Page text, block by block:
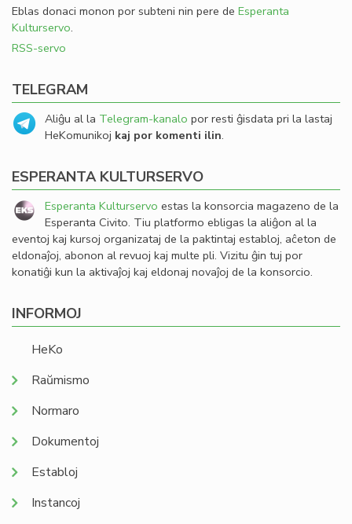
Eblas donaci monon por subteni nin pere de Esperanta
Kulturservo.
RSS-servo
TELEGRAM
Aliĝu al la Telegram-kanalo por resti ĝisdata pri la lastaj
HeKomunikoj kaj por komenti ilin.
ESPERANTA KULTURSERVO
Esperanta Kulturservo estas la konsorcia magazeno de la
Esperanta Civito. Tiu platformo ebligas la aliĝon al la
eventoj kaj kursoj organizataj de la paktintaj establoj, aĉeton de
eldonaĵoj, abonon al revuoj kaj multe pli. Vizitu ĝin tuj por
konatiĝi kun la aktivaĵoj kaj eldonaj novaĵoj de la konsorcio.
INFORMOJ
HeKo
Raŭmismo
Normaro
Dokumentoj
Establoj
Instancoj